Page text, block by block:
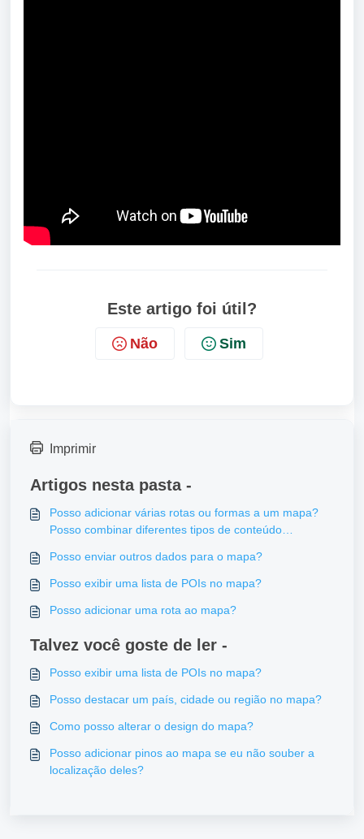
Este artigo foi útil?
Não Sim
Imprimir
Artigos nesta pasta -
Posso adicionar várias rotas ou formas a um mapa?
Posso combinar diferentes tipos de conteúdo
Posso enviar outros dados para o mapa?
Posso exibir uma lista de POIs no mapa?
Posso adicionar uma rota ao mapa?
Talvez você goste de ler -
Posso exibir uma lista de POIs no mapa?
Posso destacar um país, cidade ou região no mapa?
Como posso alterar o design do mapa?
Posso adicionar pinos ao mapa se eu não souber a
localização deles?